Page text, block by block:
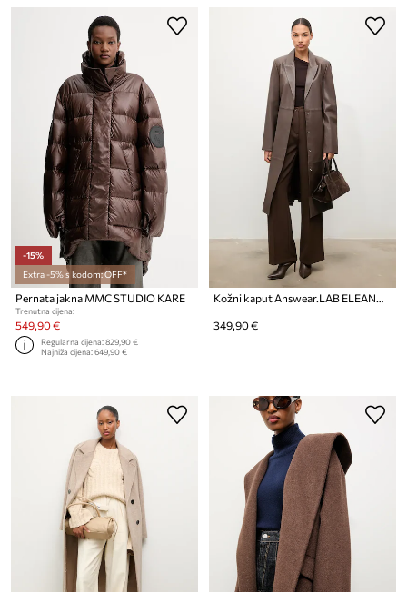
-15%
Extra -5% s kodom: OFF*
Pernata jakna MMC STUDIO KARE
Trenutna cijena:
549,90 €
Regularna cijena:829,90 €
Najniža cijena:649,90 €
Kožni kaput Answear.LAB ELEANOR
349,90 €